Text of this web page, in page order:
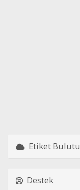
Etiket Bulutu
Destek